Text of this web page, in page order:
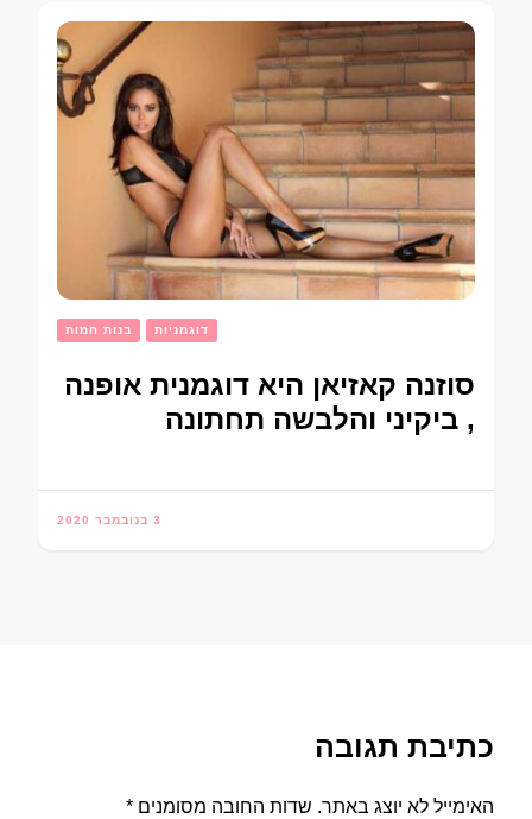
בנות חמות דוגמניות
סוזנה קאזיאן היא דוגמנית אופנה
, ביקיני והלבשה תחתונה
3 בנובמבר 2020
כתיבת תגובה
האימייל לא יוצג באתר. שדות החובה מסומנים *